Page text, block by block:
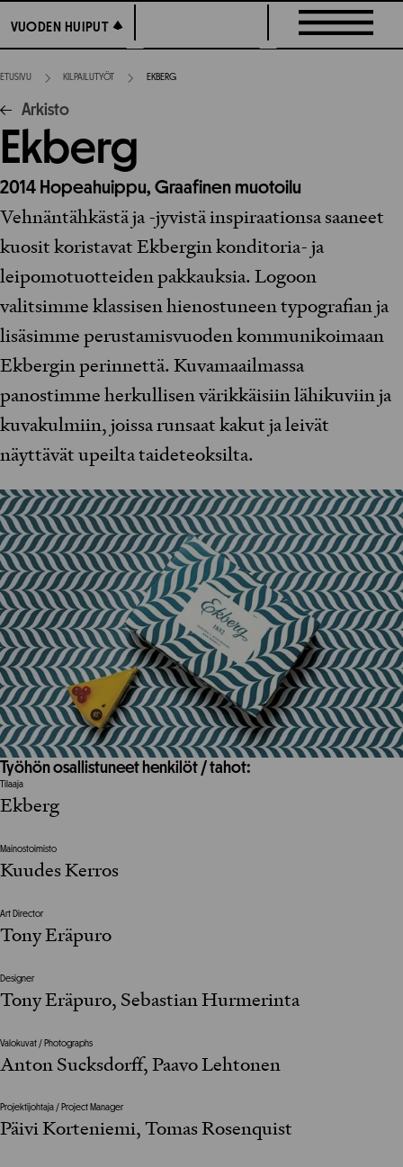
suoraan
sisältöön
VUODEN HUIPUT
VUODEN HUIPUT
ETUSIVU KILPAILUTYÖT EKBERG
Arkisto
Ekberg
2014 Hopeahuippu, Graafinen muotoilu
Vehnäntähkästä ja -jyvistä inspiraationsa saaneet
kuosit koristavat Ekbergin konditoria- ja
leipomotuotteiden pakkauksia. Logoon
valitsimme klassisen hienostuneen typografian ja
lisäsimme perustamisvuoden kommunikoimaan
Ekbergin perinnettä. Kuvamaailmassa
panostimme herkullisen värikkäisiin lähikuviin ja
kuvakulmiin, joissa runsaat kakut ja leivät
näyttävät upeilta taideteoksilta.
Työhön osallistuneet henkilöt / tahot:
Tilaaja
Ekberg
Mainostoimisto
Kuudes Kerros
Art Director
Tony Eräpuro
Designer
Tony Eräpuro, Sebastian Hurmerinta
Valokuvat / Photographs
Anton Sucksdorff, Paavo Lehtonen
Projektijohtaja / Project Manager
Päivi Korteniemi, Tomas Rosenquist